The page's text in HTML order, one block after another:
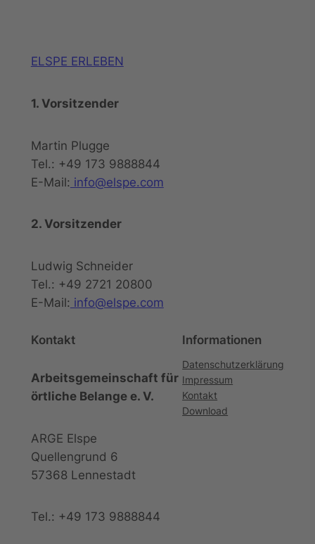
ELSPE ERLEBEN
1. Vorsitzender
Martin Plugge
Tel.: +49 173 9888844
E-Mail: info@elspe.com
2. Vorsitzender
Ludwig Schneider
Tel.: +49 2721 20800
E-Mail: info@elspe.com
Kontakt
Arbeitsgemeinschaft für
örtliche Belange e. V.
ARGE Elspe
Quellengrund 6
57368 Lennestadt
Tel.: +49 173 9888844
Informationen
Datenschutzerklärung
Impressum
Kontakt
Download